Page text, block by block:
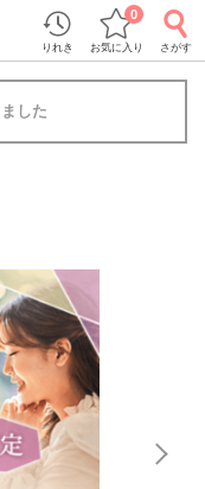
りれき お気に入り
0
さがす
した